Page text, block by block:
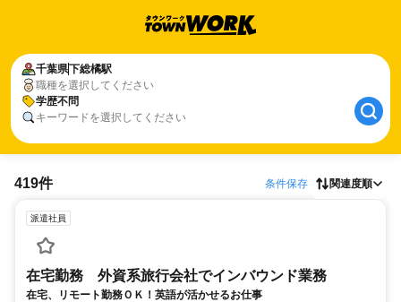
千葉県下総橘駅
職種を選択してください
学歴不問
キーワードを選択してください
419件 条件保存 関連度順
派遣社員
在宅勤務 外資系旅行会社でインバウンド業務
在宅、リモート勤務ＯＫ！英語が活かせるお仕事